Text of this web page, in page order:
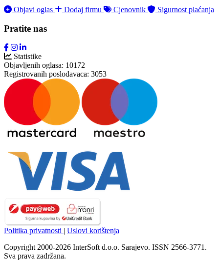
Objavi oglas Dodaj firmu Cjenovnik Sigurnost plaćanja
Pratite nas
Statistike
Objavljenih oglasa: 10172
Registrovanih poslodavaca: 3053
Politika privatnosti | Uslovi korištenja
Copyright 2000-2026 InterSoft d.o.o. Sarajevo. ISSN 2566-3771.
Sva prava zadržana.